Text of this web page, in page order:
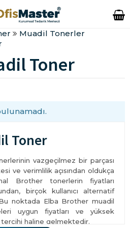
Muadil Tonerler
Toner
Toner
vazgeçilmez bir parçası
ve verimlilik açısından oldukça
Brother tonerlerin fiyatları
birçok kullanıcı alternatif
noktada Elba Brother muadil
uygun fiyatları ve yüksek
tercihi haline gelmektedir.